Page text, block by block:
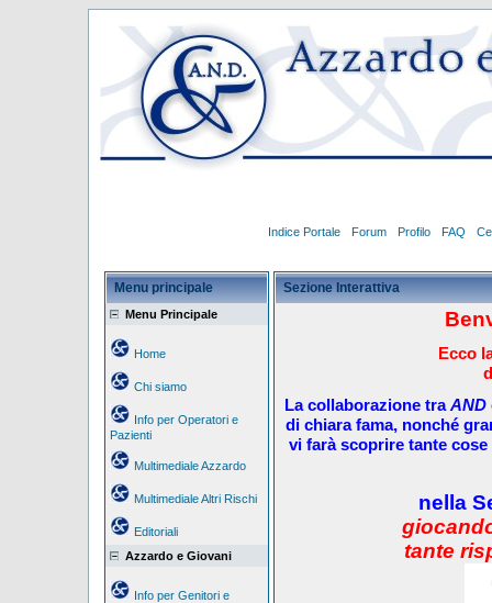
Indice Portale Forum Profilo FAQ
Menu principale
Menu Principale
Home
Chi siamo
Info per Operatori e
Pazienti
Multimediale Azzardo
Multimediale Altri Rischi
Editoriali
Azzardo e Giovani
Info per Genitori e
Sezione Interattiva
Ecco
La collaborazione traAND
di chiara fama, nonché
vi farà scoprire tante
nella
tante